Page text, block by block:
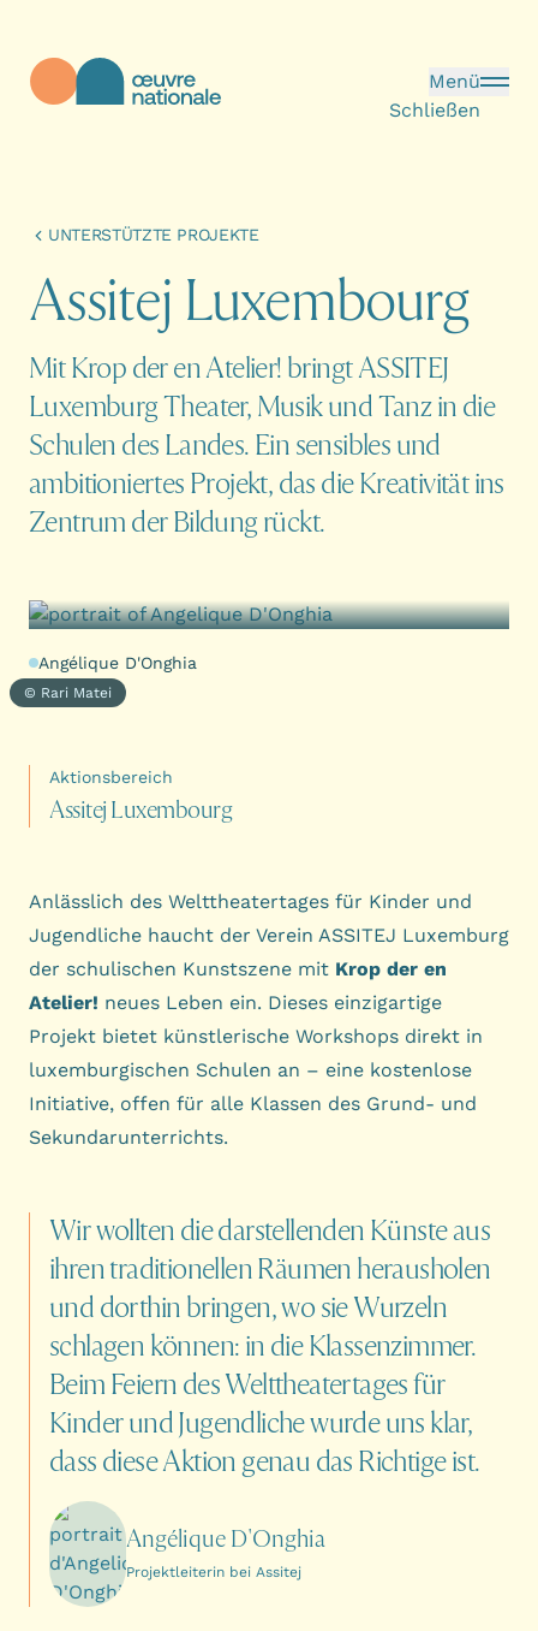
Menü
Schließen
UNTERSTÜTZTE PROJEKTE
Assitej Luxembourg
Mit Krop der en Atelier! bringt ASSITEJ
Luxemburg Theater, Musik und Tanz in die
Schulen des Landes. Ein sensibles und
ambitioniertes Projekt, das die Kreativität ins
Zentrum der Bildung rückt.
Angélique D'Onghia
© Rari Matei
Aktionsbereich
Assitej Luxembourg
Anlässlich des Welttheatertages für Kinder und
Jugendliche haucht der Verein ASSITEJ Luxemburg
der schulischen Kunstszene mit Krop der en
Atelier! neues Leben ein. Dieses einzigartige
Projekt bietet künstlerische Workshops direkt in
luxemburgischen Schulen an – eine kostenlose
Initiative, offen für alle Klassen des Grund- und
Sekundarunterrichts.
Wirwollten diedarstellenden Künsteaus
ihrentraditionellenRäumen herausholen
und dorthin bringen,wo sieWurzeln
schlagen können: in dieKlassenzimmer.
Beim Feiern desWelttheatertagesfür
KinderundJugendlichewurdeuns klar,
dass dieseAktion genau das Richtigeist.
Angélique D'Onghia
Projektleiterin bei Assitej